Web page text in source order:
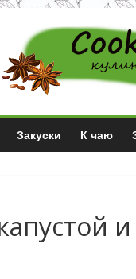
Закуски К чаю